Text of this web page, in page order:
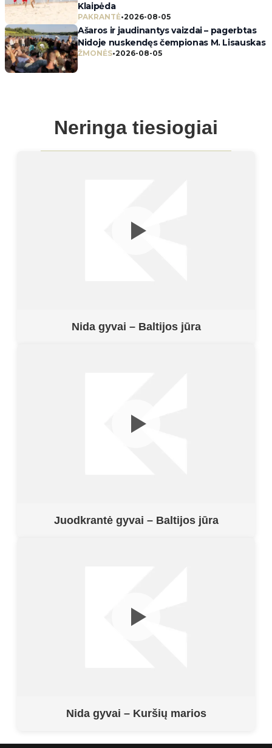
Klaipėda
PAKRANTĖ•2026-08-05
Ašaros ir jaudinantys vaizdai – pagerbtas
Nidoje nuskendęs čempionas M. Lisauskas
ŽMONĖS•2026-08-05
Neringa tiesiogiai
Nida gyvai – Baltijos jūra
Juodkrantė gyvai – Baltijos jūra
Nida gyvai – Kuršių marios